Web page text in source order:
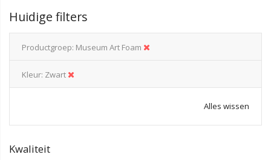
Huidige filters
Productgroep Museum Art Foam
Kleur Zwart
Alles wissen
Kwaliteit